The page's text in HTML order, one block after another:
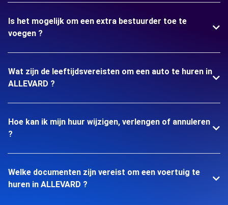
Is het mogelijk om een extra bestuurder toe te
voegen ?
Wat zijn de leeftijdsvereisten om een auto te huren in
ALLEVARD ?
Hoe kan ik mijn huur wijzigen, verlengen of annuleren
?
Welke documenten zijn vereist om een voertuig te
huren in ALLEVARD ?